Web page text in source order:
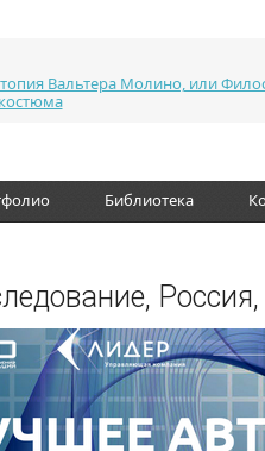
Вальтера Молино, или
Библиотека